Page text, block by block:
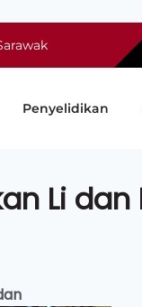
Penyelidikan
Li dan